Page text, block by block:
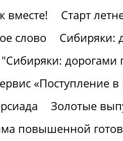
вместе!
Старт
слово
Сибиряки:
дорогами
«Поступление
Золотые
повышенной